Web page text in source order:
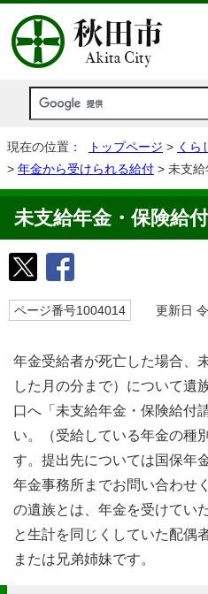
現在の位置： トップページ > くら
> 年金から受けられる給付 > 未支
未支給年金・保険給付
ページ番号1004014 更新日 令
年金受給者が死亡した場合、
した月の分まで）について遺
口へ「未支給年金・保険給付
い。（受給している年金の種
す。提出先については国保年
年金事務所までお問い合わせ
の遺族とは、年金を受けてい
と生計を同じくしていた配偶
または兄弟姉妹です。